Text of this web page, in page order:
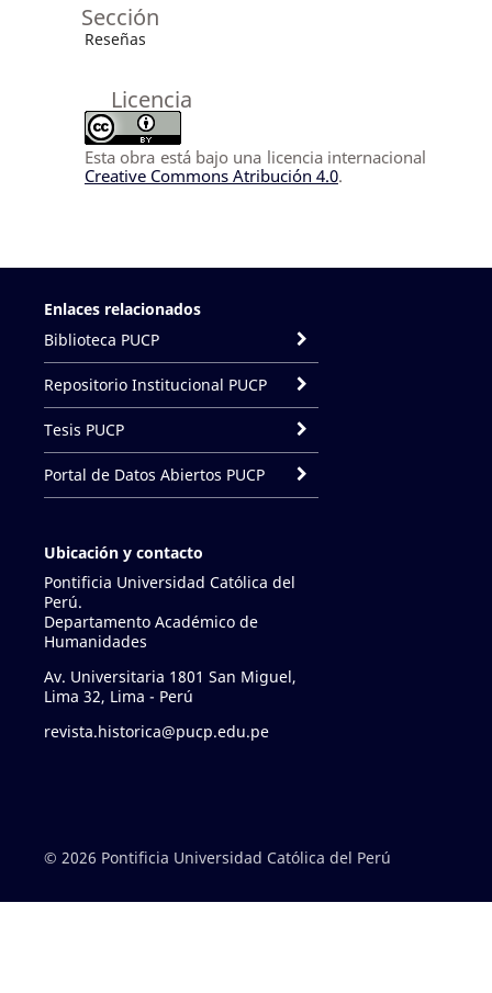
Sección
Reseñas
Licencia
Esta obra está bajo una licencia internacional
Creative Commons Atribución 4.0.
Enlaces relacionados
Biblioteca PUCP
Repositorio Institucional PUCP
Tesis PUCP
Portal de Datos Abiertos PUCP
Ubicación y contacto
Pontificia Universidad Católica del
Perú.
Departamento Académico de
Humanidades
Av. Universitaria 1801 San Miguel,
Lima 32, Lima - Perú
revista.historica@pucp.edu.pe
© 2026 Pontificia Universidad Católica del Perú